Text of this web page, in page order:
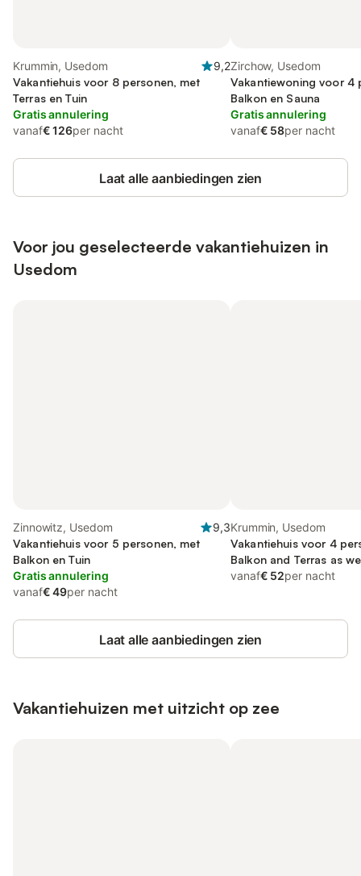
Krummin, Usedom
9,2
Vakantiehuis voor 8 personen, met
Terras en Tuin
Gratis annulering
vanaf€ 126per nacht
Zirchow, Usedom
Vakantiewoning voor 4
Balkon en Sauna
Gratis annulering
vanaf€ 58per nacht
Laat alle aanbiedingen zien
Voor jou geselecteerde vakantiehuizen in
Usedom
Zinnowitz, Usedom
9,3
Vakantiehuis voor 5 personen, met
Balkon en Tuin
Gratis annulering
vanaf€ 49per nacht
Krummin, Usedom
Vakantiehuis voor 4
Balkon and Terras as
vanaf€ 52per nacht
Laat alle aanbiedingen zien
Vakantiehuizen met uitzicht op zee